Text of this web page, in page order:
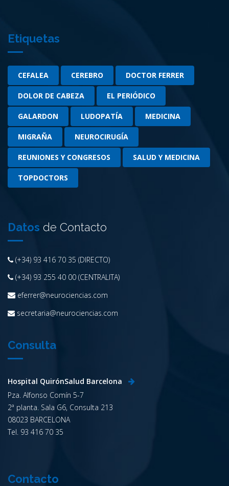
Etiquetas
CEFALEA CEREBRO DOCTOR FERRER
DOLOR DE CABEZA EL PERIÓDICO
GALARDON LUDOPATÍA MEDICINA
MIGRAÑA NEUROCIRUGÍA
REUNIONES Y CONGRESOS SALUD Y MEDICINA
TOPDOCTORS
Datos de Contacto
(+34) 93 416 70 35 (DIRECTO)
(+34) 93 255 40 00 (CENTRALITA)
eferrer@neurociencias.com
secretaria@neurociencias.com
Consulta
Hospital QuirónSalud Barcelona
Pza. Alfonso Comín 5-7
2ª planta. Sala G6, Consulta 213
08023 BARCELONA
Tel. 93 416 70 35
Contacto